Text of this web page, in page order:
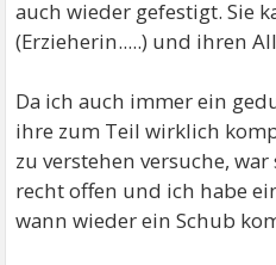
auch wieder gefestigt. Sie
(Erzieherin.....) und ihren
Da ich auch immer ein
ihre zum Teil wirklich
zu verstehen versuche,
recht offen und ich habe
wann wieder ein Schub